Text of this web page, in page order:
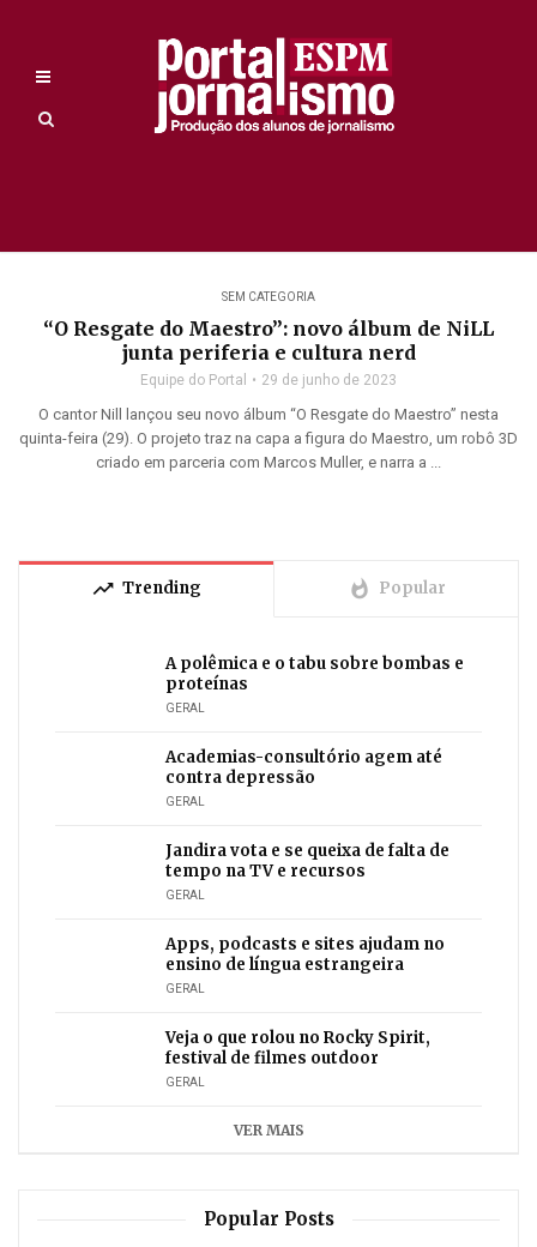
SEM CATEGORIA
“O Resgate do Maestro”: novo álbum de NiLL
junta periferia e cultura nerd
Equipe do Portal 29 de junho de 2023
O cantor Nill lançou seu novo álbum “O Resgate do Maestro” nesta
quinta-feira (29). O projeto traz na capa a figura do Maestro, um robô 3D
criado em parceria com Marcos Muller, e narra a ...
trending_up Trending whatshot Popular
A polêmica e o tabu sobre bombas e
proteínas
GERAL
Academias-consultório agem até
contra depressão
GERAL
Jandira vota e se queixa de falta de
tempo na TV e recursos
GERAL
Apps, podcasts e sites ajudam no
ensino de língua estrangeira
GERAL
Veja o que rolou no Rocky Spirit,
festival de filmes outdoor
GERAL
VER MAIS
Popular Posts